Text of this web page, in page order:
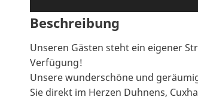
Beschreibung
Unseren Gästen steht ein eigener
Verfügung!
Unsere wunderschöne und
Sie direkt im Herzen Duhnens,